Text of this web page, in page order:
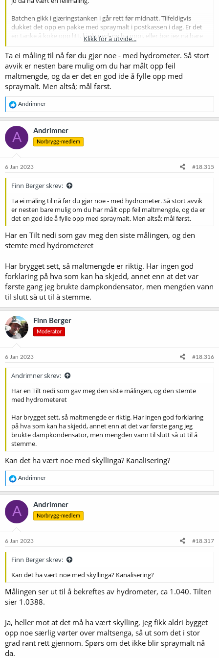
Batchen gikk i gjæringstanken i går rett før midnatt. Tilfeldigvis
dukket det opp en pakke med spraymalt i postkassen i dag. Er det
en tanke å koke opp litt, kjøle ned, og ha oppi, eller bør jeg nå bare
Klikk for å utvide...
Ta ei måling til nå før du gjør noe - med hydrometer. Så stort
avvik er nesten bare mulig om du har målt opp feil
maltmengde, og da er det en god ide å fylle opp med
spraymalt. Men altså; mål først.
R
e
a
k
s
o
e
Andrimner
A Andrimner
Norbrygg-medlem
6 Jan 2023 #18.315
Finn Berger skrev:
Ta ei måling til nå før du gjør noe - med hydrometer. Så stort avvik
er nesten bare mulig om du har målt opp feil maltmengde, og da er
det en god ide å fylle opp med spraymalt. Men altså; mål først.
Har en Tilt nedi som gav meg den siste målingen, og den
stemte med hydrometeret
Har brygget sett, så maltmengde er riktig. Har ingen god
forklaring på hva som kan ha skjedd, annet enn at det var
første gang jeg brukte dampkondensator, men mengden vann
til slutt så ut til å stemme.
Finn Berger
Moderator
6 Jan 2023 #18.316
Andrimner skrev:
Har en Tilt nedi som gav meg den siste målingen, og den stemte
med hydrometeret
Har brygget sett, så maltmengde er riktig. Har ingen god forklaring
på hva som kan ha skjedd, annet enn at det var første gang jeg
brukte dampkondensator, men mengden vann til slutt så ut til å
stemme.
Kan det ha vært noe med skyllinga? Kanalisering?
R
e
a
k
s
o
e
Andrimner
A Andrimner
Norbrygg-medlem
6 Jan 2023 #18.317
Finn Berger skrev:
Kan det ha vært noe med skyllinga? Kanalisering?
Målingen ser ut til å bekreftes av hydrometer, ca 1.040. Tilten
sier 1.0388.
Ja, heller mot at det må ha vært skylling, jeg fikk aldri bygget
opp noe særlig vørter over maltsenga, så ut som det i stor
grad rant rett gjennom. Spørs om det ikke blir spraymalt nå
da.